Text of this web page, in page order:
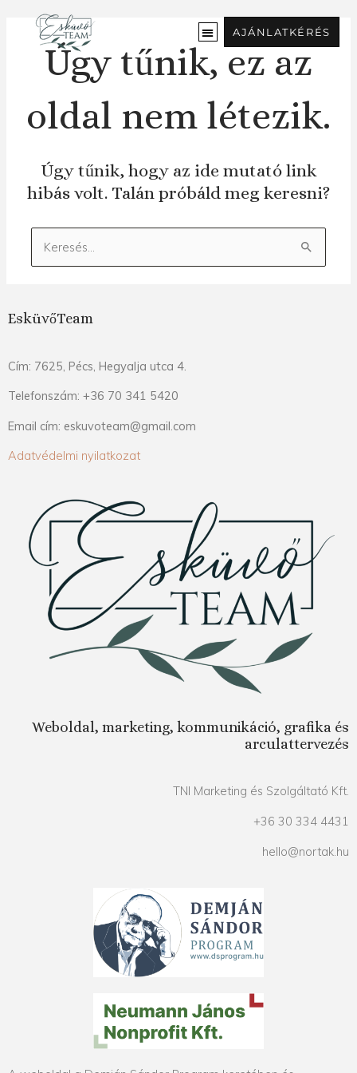
tartalomra
AJÁNLATKÉRÉS
Úgy tűnik, ez az
oldal nem létezik.
Úgy tűnik, hogy az ide mutató link
hibás volt. Talán próbáld meg keresni?
Keresés:
EsküvőTeam
Cím: 7625, Pécs, Hegyalja utca 4.
Telefonszám: +36 70 341 5420
Email cím: eskuvoteam@gmail.com
Adatvédelmi nyilatkozat
Weboldal, marketing, kommunikáció, grafika és
arculattervezés
TNI Marketing és Szolgáltató Kft.
+36 30 334 4431
hello@nortak.hu